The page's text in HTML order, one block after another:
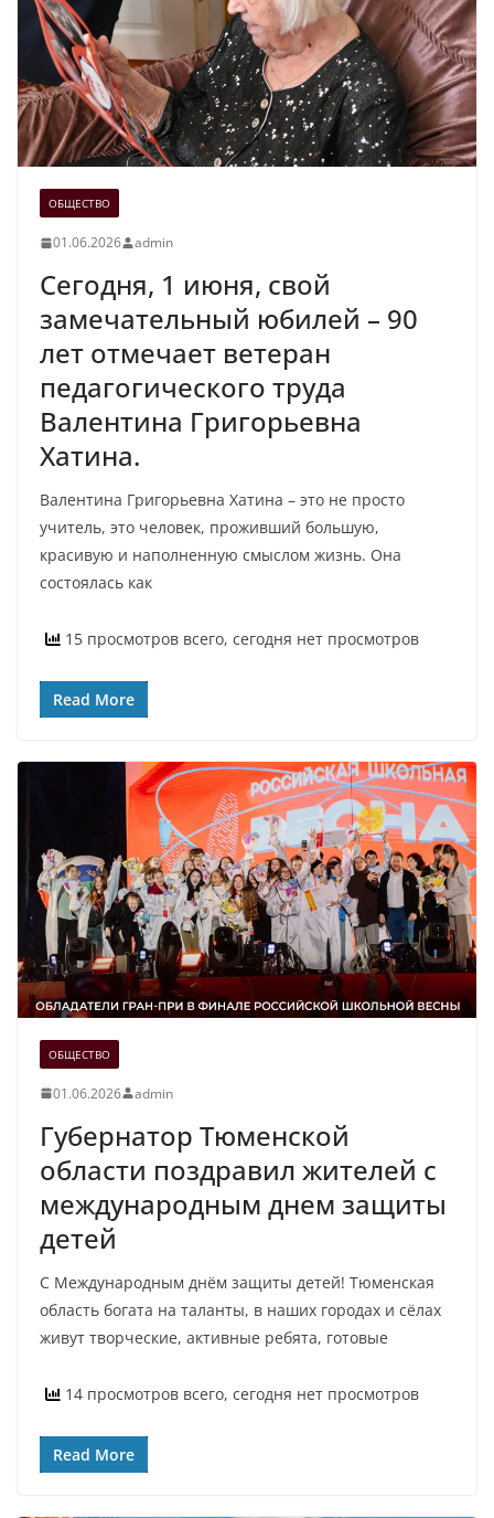
ОБЩЕСТВО
01.06.2026 admin
Сегодня, 1 июня, свой
замечательный юбилей – 90
лет отмечает ветеран
педагогического труда
Валентина Григорьевна
Хатина.
Валентина Григорьевна Хатина – это не просто
учитель, это человек, проживший большую,
красивую и наполненную смыслом жизнь. Она
состоялась как
15 просмотров всего, сегодня нет просмотров
Read More
ОБЩЕСТВО
01.06.2026 admin
Губернатор Тюменской
области поздравил жителей с
международным днем защиты
детей
С Международным днём защиты детей! Тюменская
область богата на таланты, в наших городах и сёлах
живут творческие, активные ребята, готовые
14 просмотров всего, сегодня нет просмотров
Read More